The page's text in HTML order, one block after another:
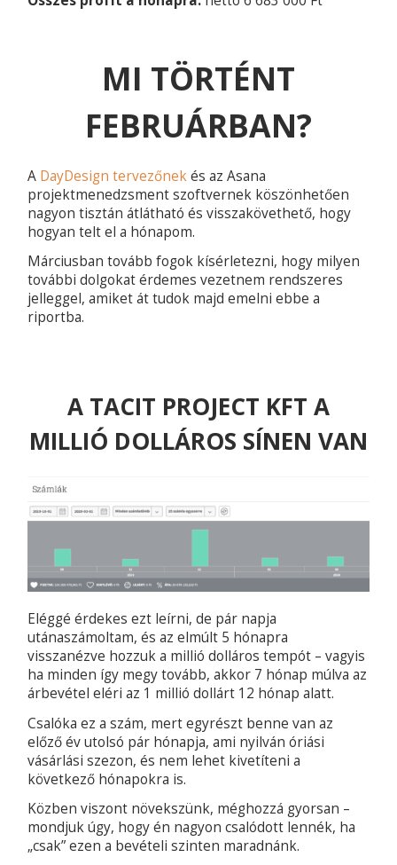
MI TÖRTÉNT
FEBRUÁRBAN?
A DayDesign tervezőnekés az Asana
projektmenedzsment szoftvernek köszönhetően
nagyon tisztán átlátható és visszakövethető, hogy
hogyan telt el a hónapom.
Márciusban tovább fogok kísérletezni, hogy milyen
további dolgokat érdemes vezetnem rendszeres
jelleggel, amiket át tudok majd emelni ebbe a
riportba.
A TACIT PROJECT KFT A
MILLIÓ DOLLÁROS SÍNEN VAN
Eléggé érdekes ezt leírni, de pár napja
utánaszámoltam, és az elmúlt 5 hónapra
visszanézve hozzuk a millió dolláros tempót – vagyis
ha minden így megy tovább, akkor 7 hónap múlva az
árbevétel eléri az 1 millió dollárt 12 hónap alatt.
Csalóka ez a szám, mert egyrészt benne van az
előző év utolsó pár hónapja, ami nyilván óriási
vásárlási szezon, és nem lehet kivetíteni a
következő hónapokra is.
Közben viszont növekszünk, méghozzá gyorsan –
mondjuk úgy, hogy én nagyon csalódott lennék, ha
„csak” ezen a bevételi szinten maradnánk.